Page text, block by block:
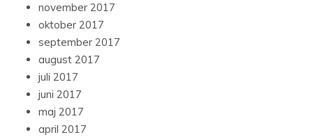
november 2017
oktober 2017
september 2017
august 2017
juli 2017
juni 2017
maj 2017
april 2017